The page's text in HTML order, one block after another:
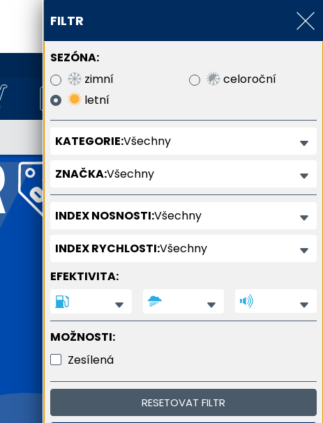
800 800 900
FILTR
SEZÓNA:
zimní
letní
celoroční
KATEGORIE:Všechny
ZNAČKA:Všechny
INDEX NOSNOSTI:Všechny
INDEX RYCHLOSTI:Všechny
EFEKTIVITA:
MOŽNOSTI:
Zesílená
RESETOVAT FILTR